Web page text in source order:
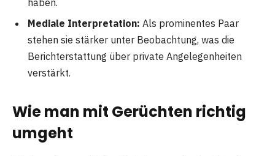
haben.
Mediale Interpretation: Als prominentes Paar
stehen sie stärker unter Beobachtung, was die
Berichterstattung über private Angelegenheiten
verstärkt.
Wie man mit Gerüchten richtig
umgeht